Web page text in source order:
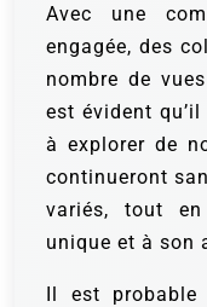
Avec une
engagée, des
nombre de
est évident
à explorer de
continueront
variés, tout
unique et à son
Il est probable